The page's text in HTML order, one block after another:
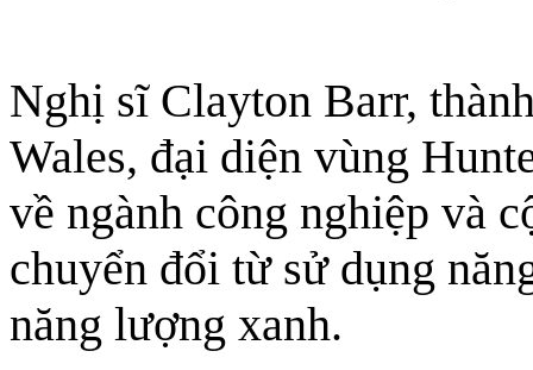
Nghị sĩ Clayton Barr,
Wales, đại diện vùng
về ngành công nghiệp và
chuyển đổi từ sử dụng
năng lượng xanh.